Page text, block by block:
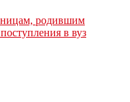
родившим
в вуз